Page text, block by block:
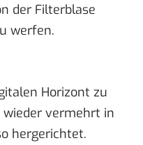
der Filterblase
werfen.
Horizont zu
vermehrt in
hergerichtet.